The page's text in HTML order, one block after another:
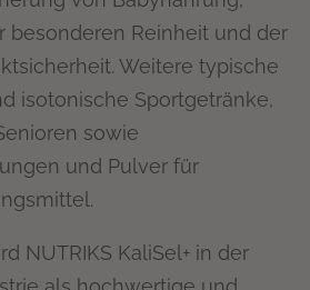
besonderen Reinheit und der
Weitere typische
isotonische Sportgetränke,
sowie
und Pulver für
NUTRIKS KaliSel+ in der